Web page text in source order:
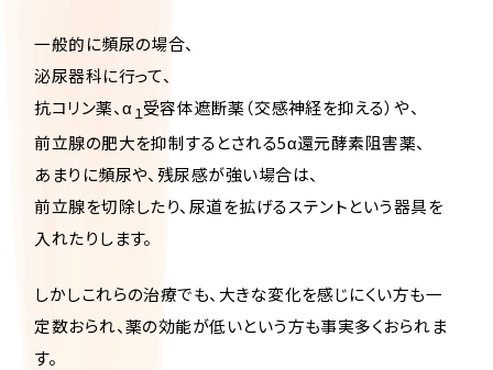
一般的に頻尿の場合、
泌尿器科に行って、
抗コリン薬、α １受容体遮断薬（交感神経を抑える）や、
前立腺の肥大を抑制するとされる5α還元酵素阻害薬、
あまりに頻尿や、残尿感が強い場合は、
前立腺を切除したり、尿道を拡げるステントという器具を
入れたりします。
しかしこれらの治療でも、大きな変化を感じにくい方も一
定数おられ、薬の効能が低いという方も事実多くおられま
す。